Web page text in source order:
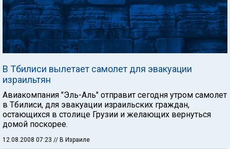
В Тбилиси вылетает самолет для эвакуации
израильтян
Авиакомпания "Эль-Аль" отправит сегодня утром самолет
в Тбилиси, для эвакуации израильских граждан,
остающихся в столице Грузии и желающих вернуться
домой поскорее.
12.08.2008 07:23 // В Израиле